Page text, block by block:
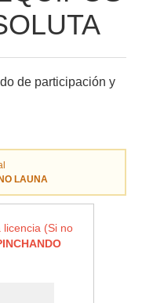
de participación y
LAUNA
(Si no